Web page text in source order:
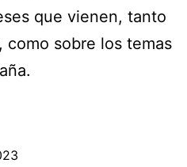
que vienen, tanto
como sobre los temas